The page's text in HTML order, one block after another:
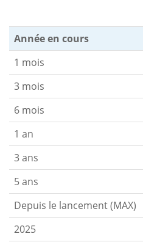
Année en cours
1 mois
3 mois
6 mois
1 an
3 ans
5 ans
Depuis le lancement (MAX)
2025